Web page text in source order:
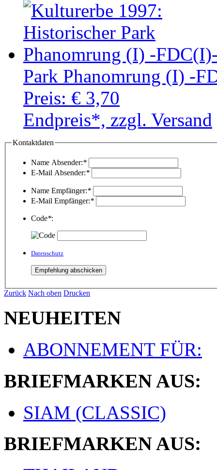
Park Phanomrung (I) -
Preis: € 3,70
Endpreis*, zzgl. Versand
Kontaktdaten
Name Absender:*
E-Mail Absender:*
Name Empfänger:*
E-Mail Empfänger:*
Code*:
Datenschutz
Zurück Nach oben Drucken
NEUHEITEN
ABONNEMENT FÜR:
BRIEFMARKEN AUS:
SIAM (CLASSIC)
BRIEFMARKEN AUS: